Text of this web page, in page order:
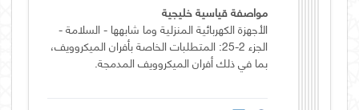
مواصفة قياسية خليجية
الأجهزة الكهربائية المنزلية وما شابهها - السلامة -
الجزء 2-25: المتطلبات الخاصة بأفران الميكروويف،
بما في ذلك أفران الميكروويف المدمجة.